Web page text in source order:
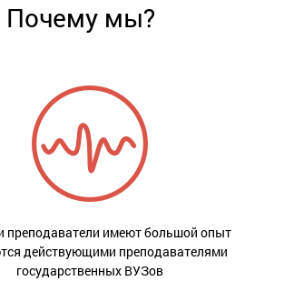
Почему мы?
преподаватели имеют большой опыт
действующими преподавателями
государственных ВУЗов